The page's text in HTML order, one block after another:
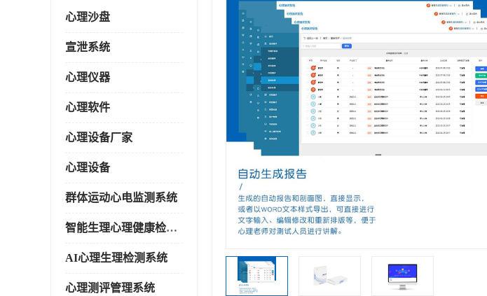
心理沙盘
宣泄系统
心理仪器
心理软件
心理设备厂家
心理设备
群体运动心电监测系统
智能生理心理健康检测系统
AI心理生理检测系统
心理测评管理系统